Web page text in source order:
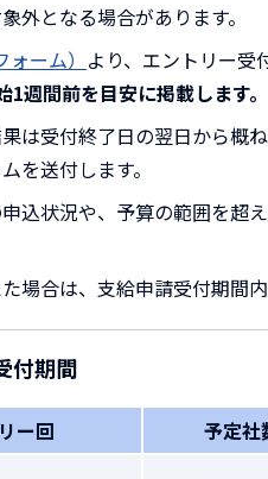
外となる場合があります。
ーム） より、エントリー受
週間前を目安に掲載します。
は受付終了日の翌日から概
を送付します。
込状況や、予算の範囲を超
場合は、支給申請受付期間
付期間
ー回 予定社